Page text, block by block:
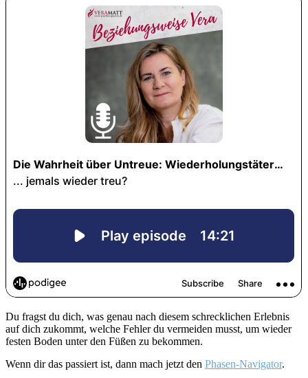
Du fragst du dich, was genau nach diesem schrecklichen Erlebnis
auf dich zukommt, welche Fehler du vermeiden musst, um wieder
festen Boden unter den Füßen zu bekommen.
Wenn dir das passiert ist, dann mach jetzt den Phasen-Navigator.